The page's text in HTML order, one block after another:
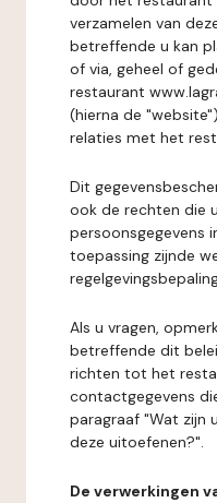
verzamelen van
betreffende u kan
of via, geheel of
restaurant
(hierna de
relaties met het
Dit
ook de rechten die
persoonsgegevens
toepassing zijnde
Als u vragen,
betreffende dit
richten tot het
contactgegevens
paragraaf "Wat zijn
deze uitoefenen?".
De verwerkingen